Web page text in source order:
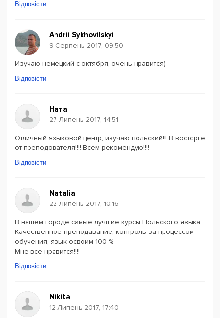
Відповісти
Andrii Sykhovilskyi
9 Серпень 2017, 09:50
Изучаю немецкий с октября, очень нравится)
Відповісти
Ната
27 Липень 2017, 14:51
Отличный языковой центр, изучаю польский!!! В восторге
от преподователя!!!! Всем рекомендую!!!!
Відповісти
Natalia
22 Липень 2017, 10:16
В нашем городе самые лучшие курсы Польского языка.
Качественное преподавание, контроль за процессом
обучения, язык освоим 100 %
Мне все нравится!!!!
Відповісти
Nikita
12 Липень 2017, 17:40